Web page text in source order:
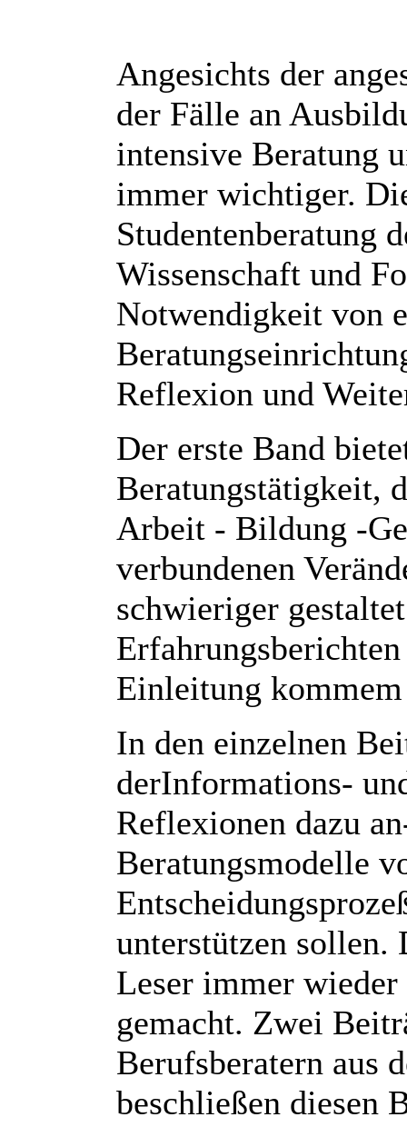
Angesichts der
der Fälle an
intensive Beratung
immer wichtiger.
Studentenberatung
Wissenschaft und
Notwendigkeit von
Reflexion und
Der erste Band
Beratungstätigkeit,
Arbeit - Bildung -
verbundenen
schwieriger
Einleitung
In den einzelnen
derInformations-
Reflexionen dazu
Beratungsmodelle
unterstützen
Leser immer
gemacht. Zwei
Berufsberatern aus
beschließen diesen